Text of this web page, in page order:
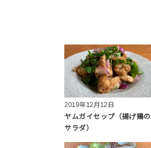
2019年12月12日
ヤムガイセップ（揚げ鶏の
サラダ）